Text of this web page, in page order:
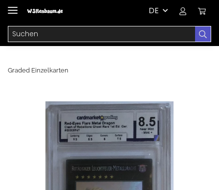
DE
Graded Einzelkarten